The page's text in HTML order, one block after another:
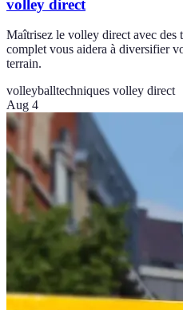
volley direct
Maîtrisez le volley direct avec des
complet vous aidera à diversifier
terrain.
volleyballtechniques volley direct
Aug 4